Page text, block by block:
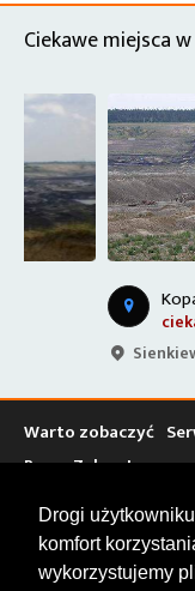
Drogi
komfort
wykorzystujemy
Ciekawe miejsca
Kopalnia
ciekawe
Sienkiewicza 20,
Warto zobaczyć
Bary
Targi
Giełdy
FOLLOW US